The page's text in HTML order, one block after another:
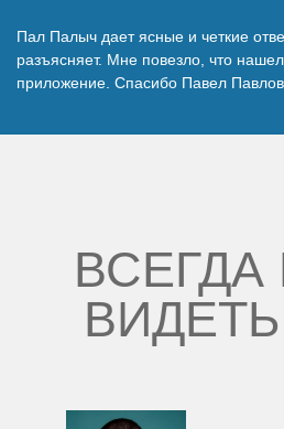
Наши победы
Пал Палыч дает ясные и четкие
разъясняет. Мне повезло, что
приложение. Спасибо Павел
ВСЕГДА